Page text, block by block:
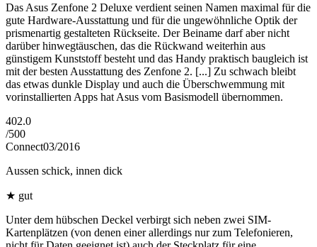
Das Asus Zenfone 2 Deluxe verdient seinen Namen maximal für die
gute Hardware-Ausstattung und für die ungewöhnliche Optik der
prismenartig gestalteten Rückseite. Der Beiname darf aber nicht
darüber hinwegtäuschen, das die Rückwand weiterhin aus
günstigem Kunststoff besteht und das Handy praktisch baugleich ist
mit der besten Ausstattung des Zenfone 2. [...] Zu schwach bleibt
das etwas dunkle Display und auch die Überschwemmung mit
vorinstallierten Apps hat Asus vom Basismodell übernommen.
402.0
/500
Connect03/2016
Aussen schick, innen dick
★ gut
Unter dem hübschen Deckel verbirgt sich neben zwei SIM-
Kartenplätzen (von denen einer allerdings nur zum Telefonieren,